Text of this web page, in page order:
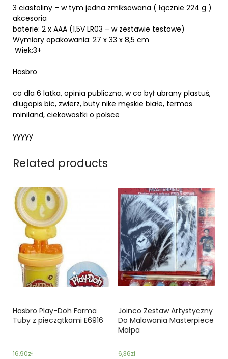
3 ciastoliny – w tym jedna zmiksowana ( łącznie 224 g )
akcesoria
baterie: 2 x AAA (1,5V LR03 – w zestawie testowe)
Wymiary opakowania: 27 x 33 x 8,5 cm
Wiek:3+
Hasbro
co dla 6 latka, opinia publiczna, w co był ubrany plastuś,
dlugopis bic, zwierz, buty nike męskie białe, termos
miniland, ciekawostki o polsce
yyyyy
Related products
Hasbro Play-Doh Farma
Tuby z pieczątkami E6916
16,90zł
Joinco Zestaw Artystyczny
Do Malowania Masterpiece
Małpa
6,36zł